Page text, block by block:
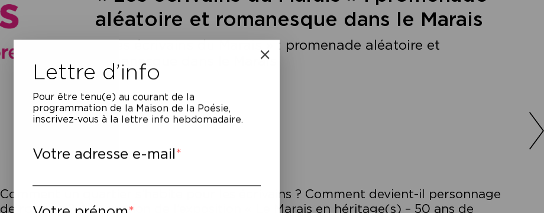
aléatoire et romanesque dans le Marais
« Les écrivains du Marais » : promenade aléatoire et
romanesque dans le Marais
Comment un quartier s’habite pour les écrivains ? Comment devient-il personnage
de romans ? À l’occasion de l’exposition « Le Marais en héritage(s) – 50 ans de
Lettre d’info
Pour être tenu(e) au courant de la
programmation de la Maison de la Poésie,
inscrivez-vous à la lettre info hebdomadaire.
Votre adresse e-mail